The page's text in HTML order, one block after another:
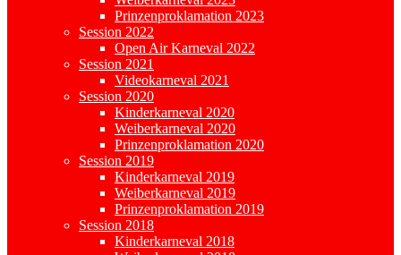
Prinzenproklamation 2023
Session 2022
Open Air Karneval 2022
Session 2021
Videokarneval 2021
Session 2020
Kinderkarneval 2020
Weiberkarneval 2020
Prinzenproklamation 2020
Session 2019
Kinderkarneval 2019
Weiberkarneval 2019
Prinzenproklamation 2019
Session 2018
Kinderkarneval 2018